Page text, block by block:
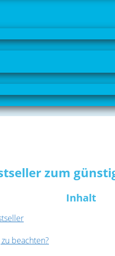
zum
Inhalt
beachten?